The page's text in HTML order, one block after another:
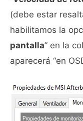
(debe estar
habilitamos la
pantalla” en la
aparecerá “en